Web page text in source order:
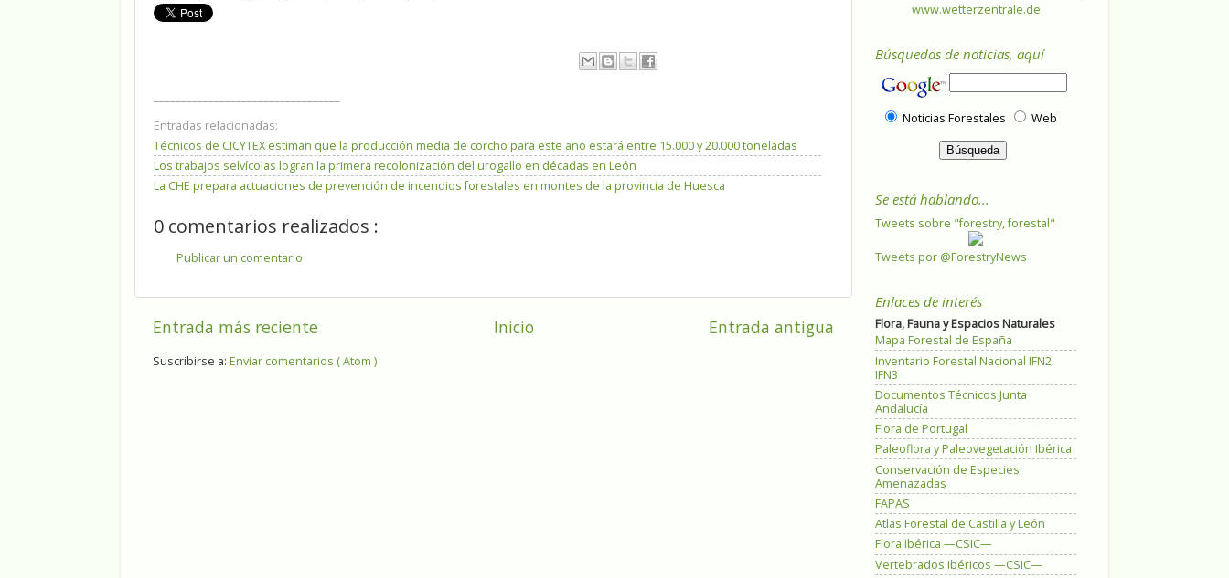
Entradas relacionadas:
Técnicos de CICYTEX estiman que la producción media de corcho para este año estará entre 15.000 y 20.000 toneladas
Los trabajos selvícolas logran la primera recolonización del urogallo en décadas en León
La CHE prepara actuaciones de prevención de incendios forestales en montes de la provincia de Huesca
0 comentarios realizados :
Publicar un comentario
Entrada más reciente Entrada antigua
Inicio
Suscribirse a: Enviar comentarios ( Atom )
www.wetterzentrale.de
Búsquedas de noticias, aquí
Noticias Forestales Web
Se está hablando...
Tweets sobre "forestry, forestal"
Tweets por @ForestryNews
Enlaces de interés
Flora, Fauna y Espacios Naturales
Mapa Forestal de España
Inventario Forestal Nacional IFN2
IFN3
Documentos Técnicos Junta
Andalucía
Flora de Portugal
Paleoflora y Paleovegetación Ibérica
Conservación de Especies
Amenazadas
FAPAS
Atlas Forestal de Castilla y León
Flora Ibérica —CSIC—
Vertebrados Ibéricos —CSIC—